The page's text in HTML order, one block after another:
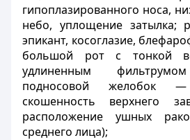
гипоплазированного носа,
небо, уплощение затылка;
эпикант, косоглазие,
большой рот с тонкой
удлиненным
подносовой желобок
скошенность верхнего
расположение ушных
среднего лица);